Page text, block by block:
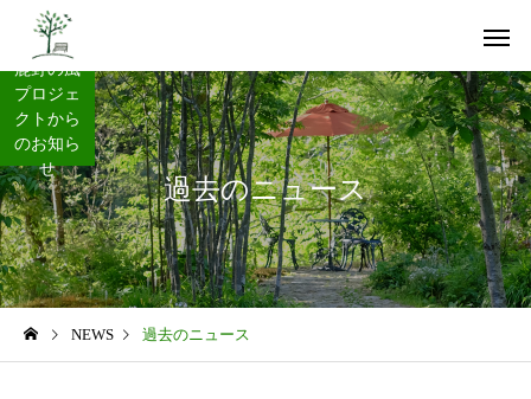
山里の挑戦 私たちの
過去のニュース
鹿野の風
プロジェ
クトから
のお知ら
せ
NEWS 過去のニュース